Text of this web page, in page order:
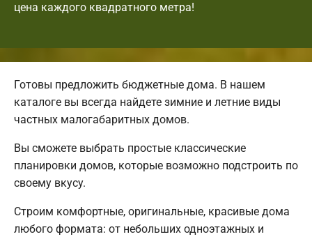
цена каждого квадратного метра!
Готовы предложить бюджетные дома. В нашем
каталоге вы всегда найдете зимние и летние виды
частных малогабаритных домов.
Вы сможете выбрать простые классические
планировки домов, которые возможно подстроить по
своему вкусу.
Строим комфортные, оригинальные, красивые дома
любого формата: от небольших одноэтажных и